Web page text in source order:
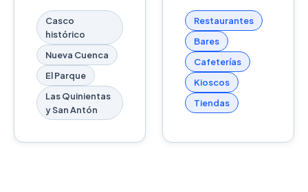
Casco
histórico
Nueva Cuenca
El Parque
Las Quinientas
y San Antón
Restaurantes
Bares
Cafeterías
Kioscos
Tiendas